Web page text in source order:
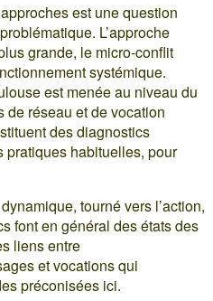
est une question
L’approche
grande, le micro-conflit
systémique.
est menée au niveau du
de réseau et de vocation
des diagnostics
habituelles, pour
tourné vers l’action,
font en général des états des
liens entre
et vocations qui
préconisées ici.